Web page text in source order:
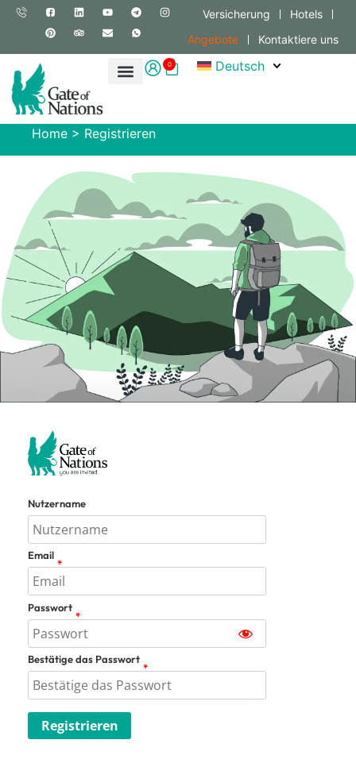
Versicherung
Hotels
Angebote
Kontaktiere uns
0 Deutsch
Home > Registrieren
Nutzername
Email
Passwort
Bestätige das Passwort
Registrieren